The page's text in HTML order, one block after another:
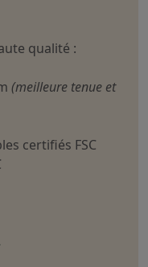
qualité :
(meilleure tenue et
certifiés FSC